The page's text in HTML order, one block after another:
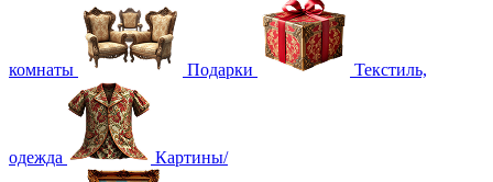
комнаты Подарки Текстиль,
одежда Картины/